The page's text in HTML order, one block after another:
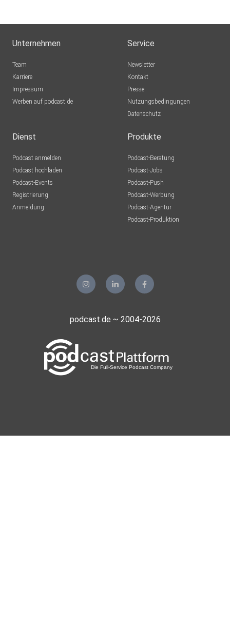
Unternehmen
Team
Karriere
Impressum
Werben auf podcast.de
Service
Newsletter
Kontakt
Presse
Nutzungsbedingungen
Datenschutz
Dienst
Podcast anmelden
Podcast hochladen
Podcast-Events
Registrierung
Anmeldung
Produkte
Podcast-Beratung
Podcast-Jobs
Podcast-Push
Podcast-Werbung
Podcast-Agentur
Podcast-Produktion
podcast.de ~ 2004-2026